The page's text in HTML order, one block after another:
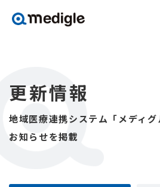
更新情報
地域医療連携システム「メディグ
お知らせを掲載